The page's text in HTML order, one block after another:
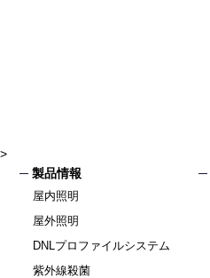
>
製品情報
屋内照明
屋外照明
DNLプロファイルシステム
紫外線殺菌